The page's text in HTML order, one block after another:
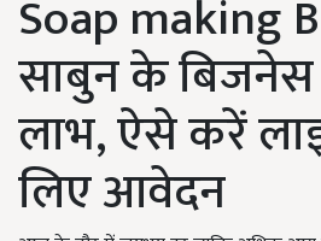
Soap making
साबुन के
लाभ, ऐसे करें
लिए आवेदन